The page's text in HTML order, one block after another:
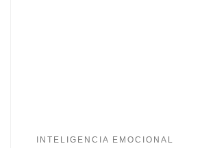
INTELIGENCIA EMOCIONAL